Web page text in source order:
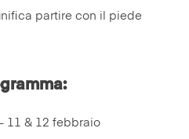
partire con il piede
11 & 12 febbraio